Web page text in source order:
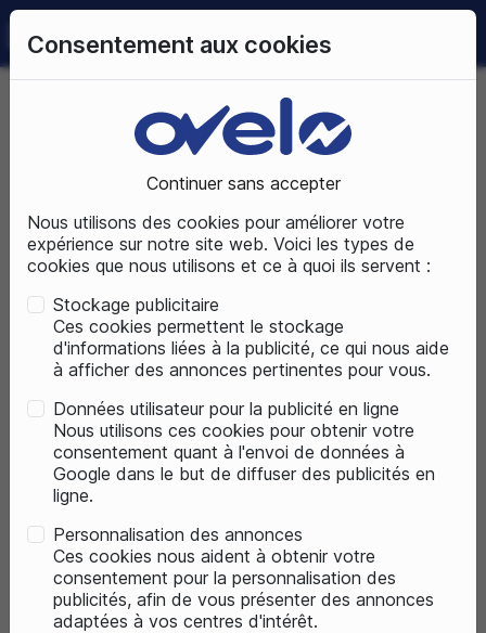
Consentement aux cookies
Continuer sans accepter
Nous utilisons des cookies pour améliorer votre
expérience sur notre site web. Voici les types de
cookies que nous utilisons et ce à quoi ils servent :
Stockage publicitaire
Ces cookies permettent le stockage
d'informations liées à la publicité, ce qui nous aide
à afficher des annonces pertinentes pour vous.
Données utilisateur pour la publicité en ligne
Nous utilisons ces cookies pour obtenir votre
consentement quant à l'envoi de données à
Google dans le but de diffuser des publicités en
ligne.
Personnalisation des annonces
Ces cookies nous aident à obtenir votre
consentement pour la personnalisation des
publicités, afin de vous présenter des annonces
adaptées à vos centres d'intérêt.
09 72 50 25 70 LUNDI AU SAMEDIDE 10H À 19H
Vélos électriques
VTT électriques randonnées, loisirs
VTT